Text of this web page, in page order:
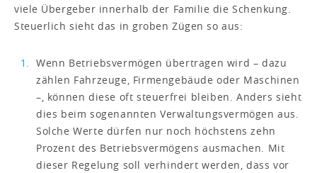
viele Übergeber innerhalb der Familie die Schenkung.
Steuerlich sieht das in groben Zügen so aus:
Wenn Betriebsvermögen übertragen wird – dazu
zählen Fahrzeuge, Firmengebäude oder Maschinen
–, können diese oft steuerfrei bleiben. Anders sieht
dies beim sogenannten Verwaltungsvermögen aus.
Solche Werte dürfen nur noch höchstens zehn
Prozent des Betriebsvermögens ausmachen. Mit
dieser Regelung soll verhindert werden, dass vor